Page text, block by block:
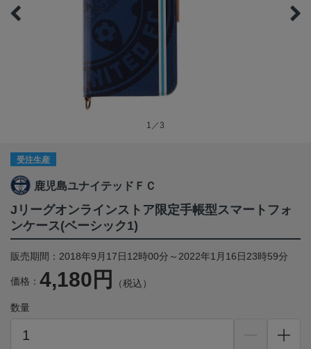
1／3
受注生産
鹿児島ユナイテッドＦＣ
Jリーグオンラインストア限定手帳型スマートフォ
ンケース(ベーシック1)
販売期間：2018年9月17日12時00分～2022年1月16日23時59分
価格： 4,180円 （税込）
数量